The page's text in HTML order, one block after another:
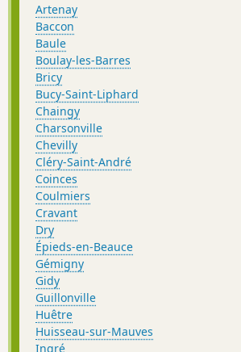
Artenay
Baccon
Baule
Boulay-les-Barres
Bricy
Bucy-Saint-Liphard
Chaingy
Charsonville
Chevilly
Cléry-Saint-André
Coinces
Coulmiers
Cravant
Dry
Épieds-en-Beauce
Gémigny
Gidy
Guillonville
Huêtre
Huisseau-sur-Mauves
Ingré